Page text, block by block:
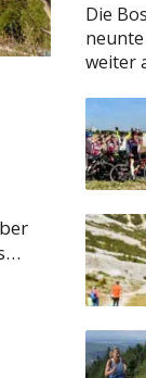
Die
weiter